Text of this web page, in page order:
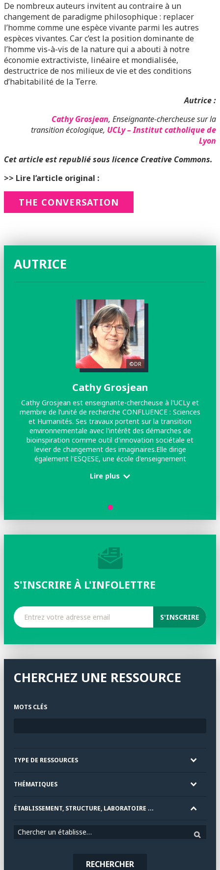
De nombreux auteurs invitent au contraire à un
changement de paradigme philosophique : replacer
l’homme comme une espèce vivante parmi les autres
espèces vivantes. Car c’est la position dominante de
l’homme vis-à-vis de la nature qui a abouti à notre
économie extractiviste, linéaire et mondialisée,
destructrice de nos milieux de vie et des conditions
d’habitabilité de la Terre.
Autrice :
Cathy Grosjean, Enseignante-chercheuse sur la
transition écologique, UCLy – Institut catholique de
Lyon
Cet article est republié sous licence Creative Commons.
>> Lire l’article original :
THE CONVERSATION
AUTRICE
©DR
Cathy Grosjean
Cathy Grosjean est enseignante-chercheuse à l'UCLy et
membre de l’unité de recherche CONFLUENCE : Sciences
et Humanités. Ses travaux portent sur la transition
environnementale avec l'intérêt des démarches de
bioinspiration comme outil d'innovation sociétale et
levier de changement des imaginaires.Elle dirige
également l'ESQESE, une école d'enseignement
des entreprises et le QSE (Qualité - Sécurité -
Lire plus
S'INSCRIRE À L'INFOLETTRE
CHERCHEZ UNE RESSOURCE
MOTS CLÉS
TYPE DE RESSOURCES
THÉMATIQUES
ÉTABLISSEMENT, STRUCTURE, LABORATOIRE ...
Chercher un établissement
RECHERCHER